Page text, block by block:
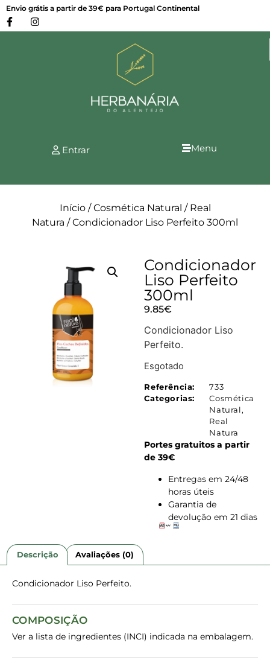
Envio grátis a partir de 39€ para Portugal Continental
Entrar Menu
Início/Cosmética Natural / Real
Natura / Condicionador Liso Perfeito 300ml
Condicionador
Liso Perfeito
300ml
9.85€
Condicionador Liso
Perfeito.
Esgotado
Referência:
733
Categorias:
Cosmética
Natural,
Real
Natura
Portes gratuitos a partir
de 39€
Entregas em 24/48
horas úteis
Garantia de
devolução em 21 dias
Descrição Avaliações (0)
Condicionador Liso Perfeito.
COMPOSIÇÃO
Ver a lista de ingredientes (INCI) indicada na embalagem.